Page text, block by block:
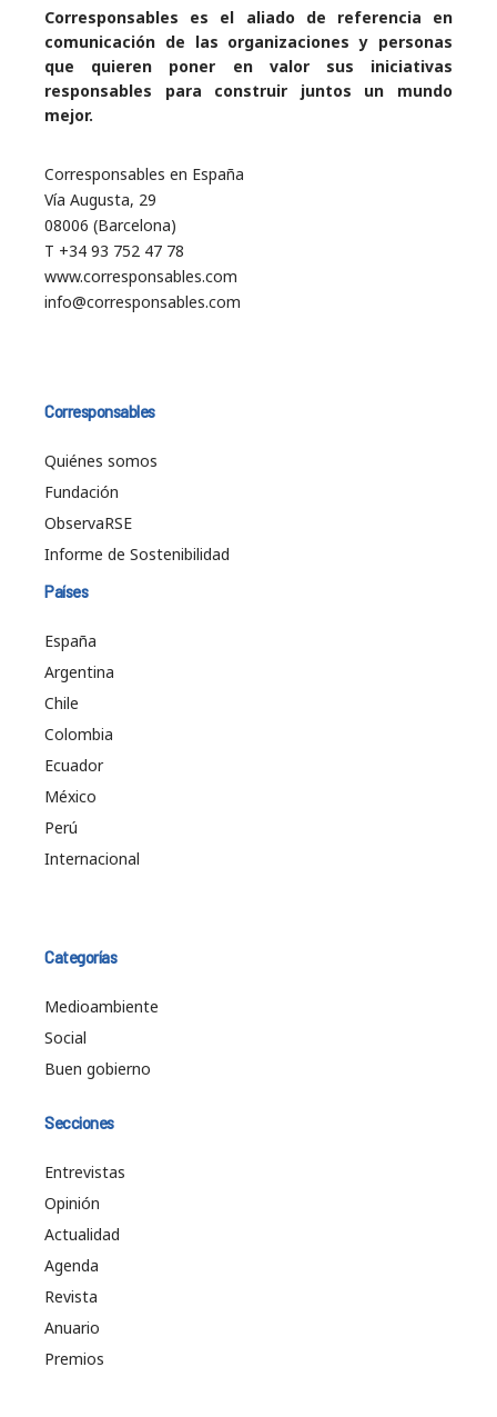
Corresponsables es el aliado de referencia en
comunicación de las organizaciones y personas
que quieren poner en valor sus iniciativas
responsables para construir juntos un mundo
mejor.
Corresponsables en España
Vía Augusta, 29
08006 (Barcelona)
T +34 93 752 47 78
www.corresponsables.com
info@corresponsables.com
Corresponsables
Quiénes somos
Fundación
ObservaRSE
Informe de Sostenibilidad
Países
España
Argentina
Chile
Colombia
Ecuador
México
Perú
Internacional
Categorías
Medioambiente
Social
Buen gobierno
Secciones
Entrevistas
Opinión
Actualidad
Agenda
Revista
Anuario
Premios